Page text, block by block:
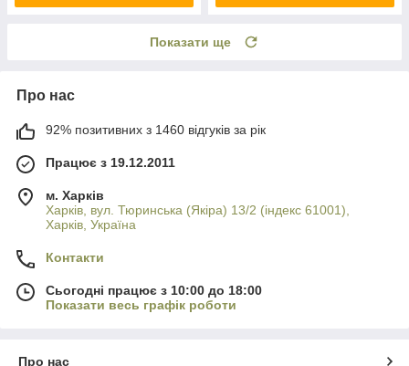
Показати ще
Про нас
92% позитивних з 1460 відгуків за рік
Працює з 19.12.2011
м. Харків
Харків, вул. Тюринська (Якіра) 13/2 (індекс 61001),
Харків, Україна
Контакти
Сьогодні працює з 10:00 до 18:00
Показати весь графік роботи
Про нас